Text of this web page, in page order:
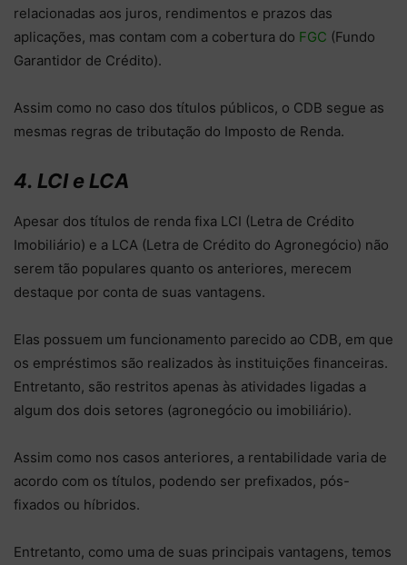
relacionadas aos juros, rendimentos e prazos das
aplicações, mas contam com a cobertura do FGC (Fundo
Garantidor de Crédito).
Assim como no caso dos títulos públicos, o CDB segue as
mesmas regras de tributação do Imposto de Renda.
4. LCI e LCA
Apesar dos títulos de renda fixa LCI (Letra de Crédito
Imobiliário) e a LCA (Letra de Crédito do Agronegócio) não
serem tão populares quanto os anteriores, merecem
destaque por conta de suas vantagens.
Elas possuem um funcionamento parecido ao CDB, em que
os empréstimos são realizados às instituições financeiras.
Entretanto, são restritos apenas às atividades ligadas a
algum dos dois setores (agronegócio ou imobiliário).
Assim como nos casos anteriores, a rentabilidade varia de
acordo com os títulos, podendo ser prefixados, pós-
fixados ou híbridos.
Entretanto, como uma de suas principais vantagens, temos